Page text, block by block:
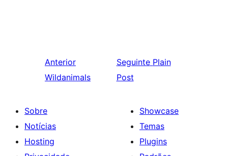
Anterior
Wildanimals
Seguinte Plain
Post
Sobre
Notícias
Hosting
Showcase
Temas
Plugins